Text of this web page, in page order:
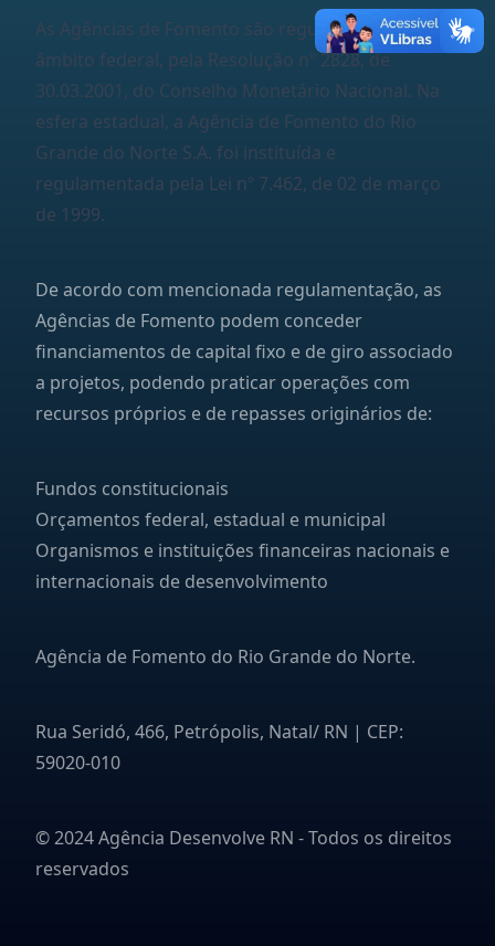
As Agências de Fomento são regulamentadas, no
âmbito federal, pela Resolução nº 2828, de
30.03.2001, do Conselho Monetário Nacional. Na
esfera estadual, a Agência de Fomento do Rio
Grande do Norte S.A. foi instituída e
regulamentada pela Lei nº 7.462, de 02 de março
de 1999.
De acordo com mencionada regulamentação, as
Agências de Fomento podem conceder
financiamentos de capital fixo e de giro associado
a projetos, podendo praticar operações com
recursos próprios e de repasses originários de:
Fundos constitucionais
Orçamentos federal, estadual e municipal
Organismos e instituições financeiras nacionais e
internacionais de desenvolvimento
Agência de Fomento do Rio Grande do Norte.
Rua Seridó, 466, Petrópolis, Natal/ RN | CEP:
59020-010
© 2024 Agência Desenvolve RN - Todos os direitos
reservados